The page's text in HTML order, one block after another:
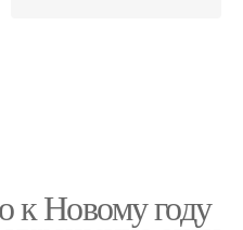
к Новому году